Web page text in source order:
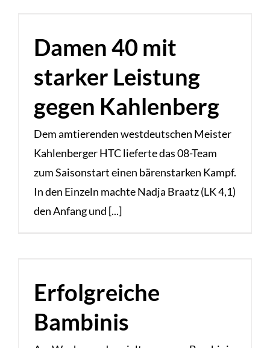
Damen 40 mit
starker Leistung
gegen Kahlenberg
Dem amtierenden westdeutschen Meister
Kahlenberger HTC lieferte das 08-Team
zum Saisonstart einen bärenstarken Kampf.
In den Einzeln machte Nadja Braatz (LK 4,1)
den Anfang und [...]
Erfolgreiche
Bambinis